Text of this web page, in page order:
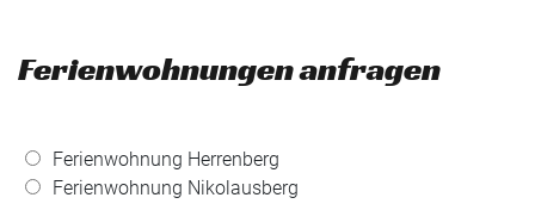
Ferienwohnungen anfragen
Ferienwohnung Herrenberg
Ferienwohnung Nikolausberg